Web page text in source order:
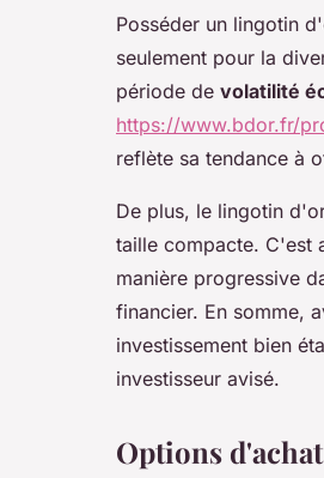
Posséder un lingotin
seulement pour la
période de volatilité
https://www.bdor.fr/
reflète sa tendance à
De plus, le lingotin
taille compacte. C'est
manière progressive
financier. En somme,
investissement bien
investisseur avisé.
Options